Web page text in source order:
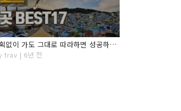
부산 2박3일 여행 계획없이 가도 그대로 따라하면 성공하는 부산 여행 코스! 효율적인 동선과 알짜코스를 그대로 담았어요. 국제시장, 부평깡통시장, 감천마을, 광안리, 해운대 등
trav | 6년 전